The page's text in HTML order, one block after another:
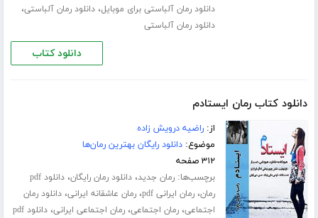
دانلود رمان آلباستی برای موبایل،دانلود رمان آلباستی،
دانلود رمان آلباستی
دانلود کتاب
دانلود کتاب رمان ایستادم
از:راضیه درویش زاده
موضوع:دانلود رایگان بهترین رمان‌ها
۳۱۲ صفحه
برچسب‌ها:رمان جدید،دانلود رمان رایگان،
دانلود pdf
رمان،رمان ایرانی pdf ،رمان عاشقانه ایرانی،دانلود رمان
اجتماعی،رمان اجتماعی،رمان اجتماعی ایرانی،
دانلود pdf